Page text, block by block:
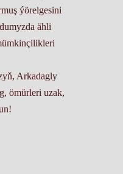
ýörelgesini
ähli
Arkadagly
ömürleri uzak,